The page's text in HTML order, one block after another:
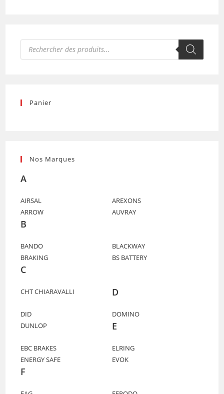
Recherche
produits
Panier
Nos Marques
A
AIRSAL
AREXONS
ARROW
AUVRAY
B
BANDO
BLACKWAY
BRAKING
BS BATTERY
C
CHT CHIARAVALLI D
DID
DOMINO
DUNLOP
E
EBC BRAKES
ELRING
ENERGY SAFE
EVOK
F